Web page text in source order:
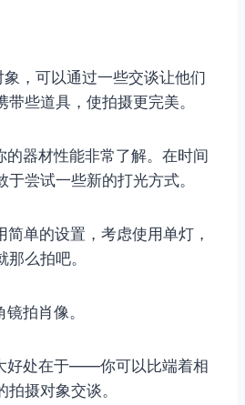
象，可以通过一些交谈让他们
些道具，使拍摄更完美。
的器材性能非常了解。在时间
于尝试一些新的打光方式。
单的设置，考虑使用单灯，
么拍吧。
拍肖像。
好处在于——你可以比端着相
摄对象交谈。